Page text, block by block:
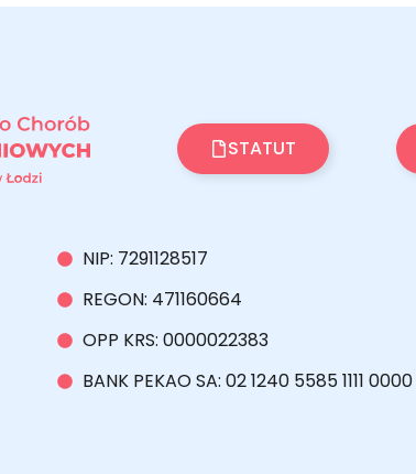
STATUT
NIP: 7291128517
REGON: 471160664
OPP KRS: 0000022383
BANK PEKAO SA: 02 1240 5585 1111